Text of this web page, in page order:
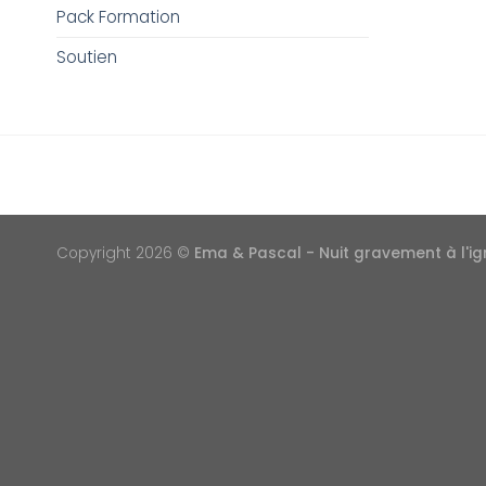
Pack Formation
Soutien
Copyright 2026 © Ema & Pascal - Nuit gravement à